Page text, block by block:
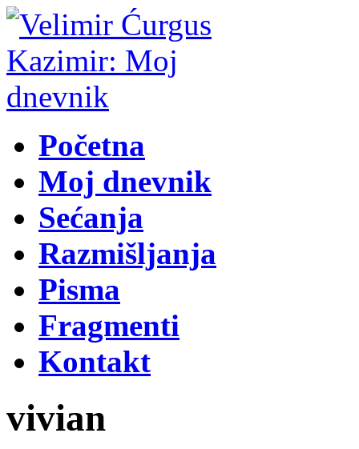
Početna
Moj dnevnik
Sećanja
Razmišljanja
Pisma
Fragmenti
Kontakt
vivian